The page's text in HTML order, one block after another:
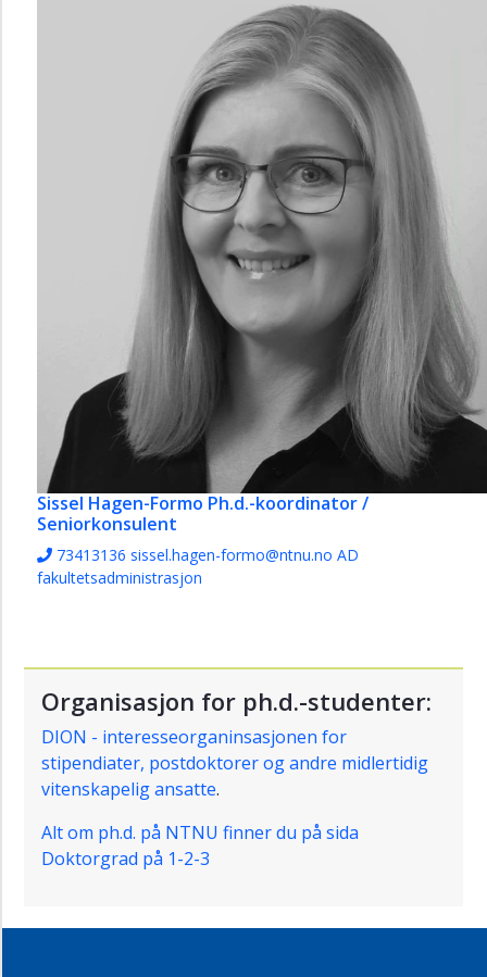
Sissel Hagen-Formo Ph.d.-koordinator /
Seniorkonsulent
73413136 sissel.hagen-formo@ntnu.no AD
fakultetsadministrasjon
Organisasjon for ph.d.-studenter:
DION - interesseorganinsasjonen for
stipendiater, postdoktorer og andre midlertidig
vitenskapelig ansatte.
Alt om ph.d. på NTNU finner du på sida
Doktorgrad på 1-2-3